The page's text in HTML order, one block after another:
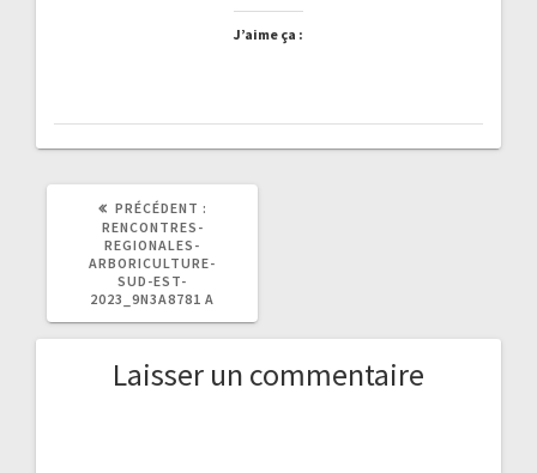
J’aime ça :
PRÉCÉDENT :
RENCONTRES-
REGIONALES-
ARBORICULTURE-
SUD-EST-
2023_9N3A8781 A
Laisser un commentaire